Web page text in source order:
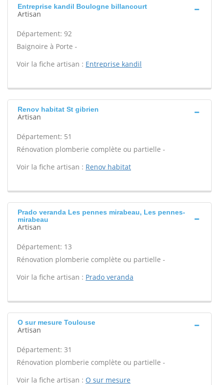
Entreprise kandil Boulogne billancourt
Artisan
Département: 92
Baignoire à Porte -
Voir la fiche artisan : Entreprise kandil
Renov habitat St gibrien
Artisan
Département: 51
Rénovation plomberie complète ou partielle -
Voir la fiche artisan : Renov habitat
Prado veranda Les pennes mirabeau, Les pennes-
mirabeau
Artisan
Département: 13
Rénovation plomberie complète ou partielle -
Voir la fiche artisan : Prado veranda
O sur mesure Toulouse
Artisan
Département: 31
Rénovation plomberie complète ou partielle -
Voir la fiche artisan : O sur mesure